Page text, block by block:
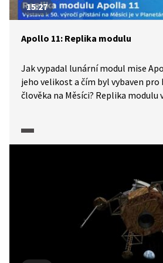
15:27
Apollo 11: Replika modulu
Jak vypadal lunární modul mise
jeho velikost a čím byl vybaven
člověka na Měsíci? Replika modulu
Planetária Jakubem Rozehnalem
sloužila jako odpalovací rampa pro
palivo bylo pro odlet modulu z
modulu můžeme mimo jiné
orientovali při přistání, jak ovládali
i jaké možnosti odpočinku před
vnitřní prostor modulu poskytl.
kterou ČT připravila k 50. výročí